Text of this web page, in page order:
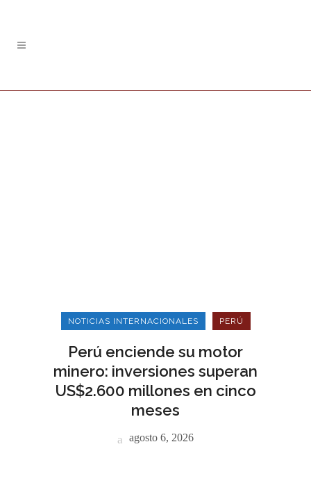
NOTICIAS INTERNACIONALES PERÚ
Perú enciende su motor
minero: inversiones superan
US$2.600 millones en cinco
meses
agosto 6, 2026